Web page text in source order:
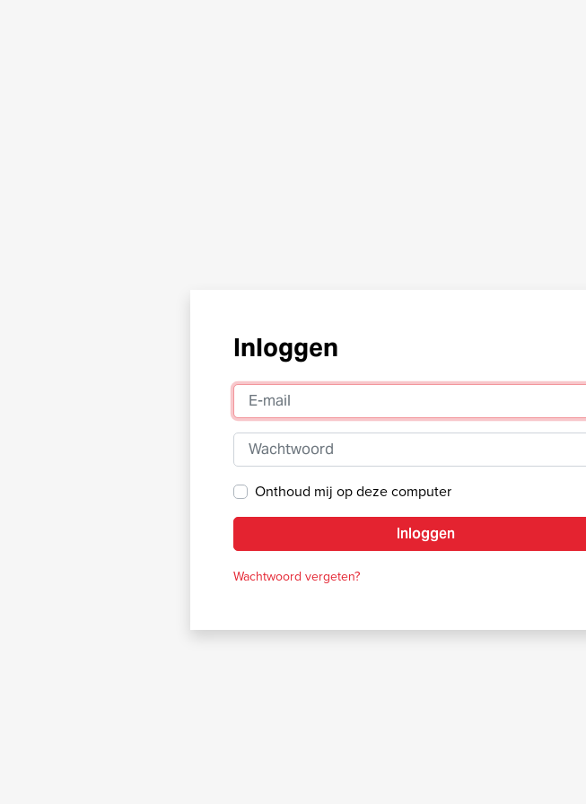
Inloggen
E-mail
Wachtwoord
Onthoud mij op deze computer
Inloggen
Wachtwoord vergeten?